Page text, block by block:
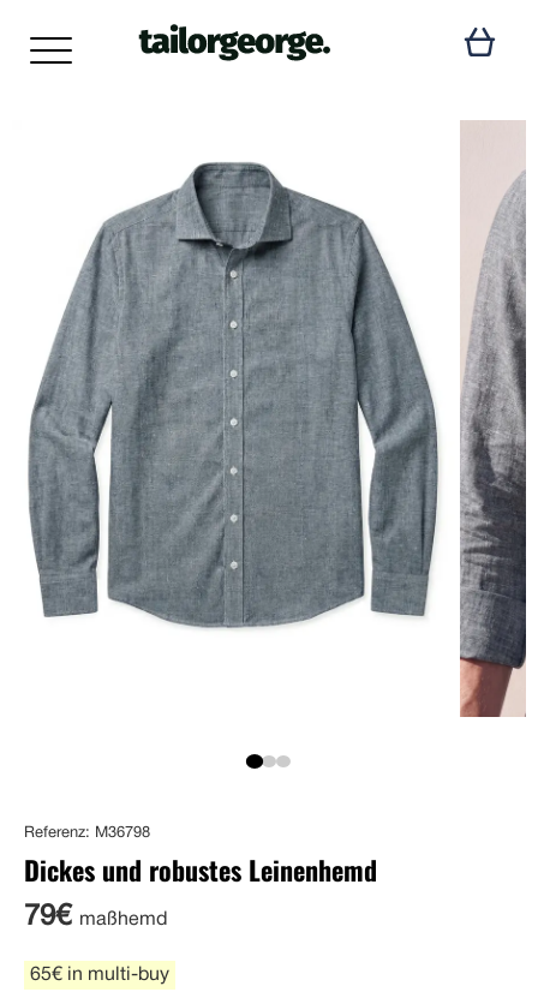
Referenz: M36798
Dickes und robustes Leinenhemd
79€ maßhemd
65€ in multi-buy